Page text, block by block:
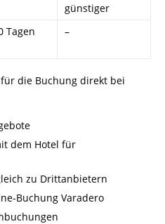
günstiger
Tagen
–
die Buchung direkt bei
dem Hotel für
zu Drittanbietern
Buchung Varadero